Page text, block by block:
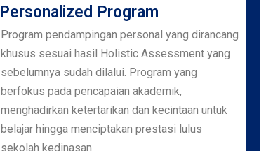
Personalized Program
Program pendampingan personal yang dirancang
khusus sesuai hasil Holistic Assessment yang
sebelumnya sudah dilalui. Program yang
berfokus pada pencapaian akademik,
menghadirkan ketertarikan dan kecintaan untuk
belajar hingga menciptakan prestasi lulus
sekolah kedinasan